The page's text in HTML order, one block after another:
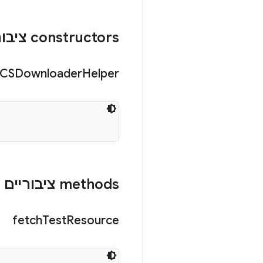
‫constructors ציבוריים
Helper
‫methods ציבוריים
fetchTestResource